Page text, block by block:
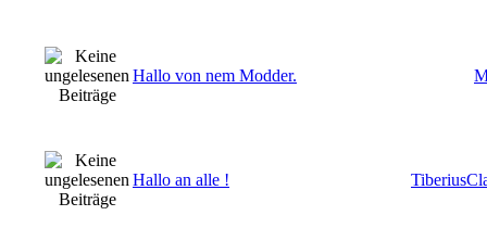
Hallo von nem Modder.
Hallo an alle !